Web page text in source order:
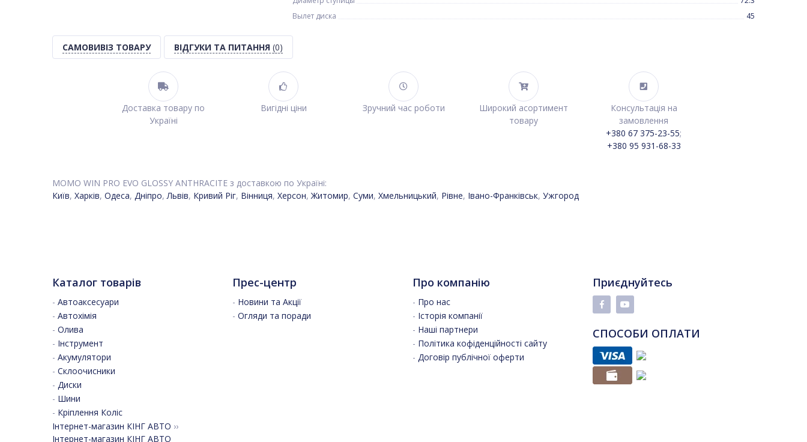
Вылет диска
45
САМОВИВІЗ ТОВАРУ ВІДГУКИ ТА ПИТАННЯ (0)
Доставка товару по
Україні
Вигідні ціни Зручний час роботи
Широкий асортимент
товару
Консультація на
замовлення
+380 67 375-23-55;
+380 95 931-68-33
MOMO WIN PRO EVO GLOSSY ANTHRACITE з доставкою по Україні:
Київ, Харків, Одеса, Дніпро,Львів, Кривий Ріг, Вінниця, Херсон,Житомир, Суми, Хмельницький, Рівне, Івано-Франківськ, Ужгород
Каталог товарів
- Автоаксесуари
- Автохімія
- Олива
- Інструмент
- Акумулятори
- Склоочисники
- Диски
- Шини
- Кріплення Коліс
Інтернет-магазин КІНГ АВТО ››
Інтернет-магазин КІНГ АВТО
Прес-центр
- Новини та Акції
- Огляди та поради
Про компанію
- Про нас
- Історія компанії
- Наші партнери
- Політика кофіденційності сайту
- Договір публічної оферти
Приєднуйтесь
СПОСОБИ ОПЛАТИ